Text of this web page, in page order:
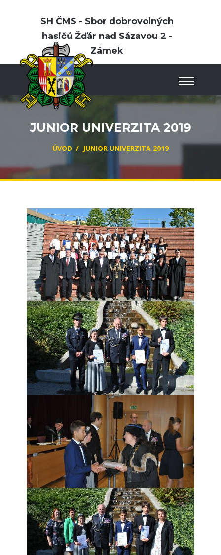
SH ČMS - Sbor dobrovolných
hasičů Žďár nad Sázavou 2 -
Zámek
JUNIOR UNIVERZITA 2019
ÚVOD / JUNIOR UNIVERZITA 2019